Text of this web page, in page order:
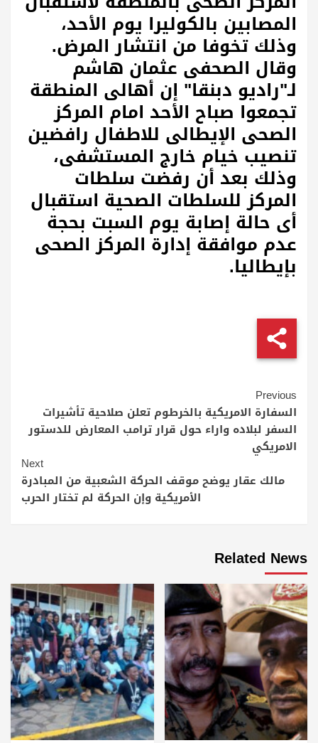
المصابين بالكوليرا يوم الأحد،
وذلك تخوفا من انتشار المرض.
وقال الصحفى عثمان هاشم
لـ"راديو دبنقا" إن أهالى المنطقة
تجمعوا صباح الأحد امام المركز
الصحى الإيطالى للاطفال رافضين
تنصيب خيام خارج المستشفى،
وذلك بعد أن رفضت سلطات
المركز للسلطات الصحية استقبال
أى حالة إصابة يوم السبت بحجة
عدم موافقة إدارة المركز الصحى
بإيطاليا.
Continue
Reading
Previous
السفارة الامريكية بالخرطوم تعلن صلاحية تأشيرات
السفر لبلاده واراء حول قرار ترامب المعارض للدستور
الامريكي
Next
مالك عقار يوضح موقف الحركة الشعبية من المبادرة
الأمريكية وإن الحركة لم تختار الحرب
Related News